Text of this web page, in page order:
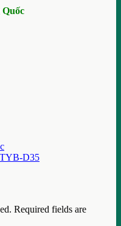
TYB-D35
Required fields are